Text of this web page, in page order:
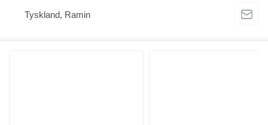
Tyskland, Ramin